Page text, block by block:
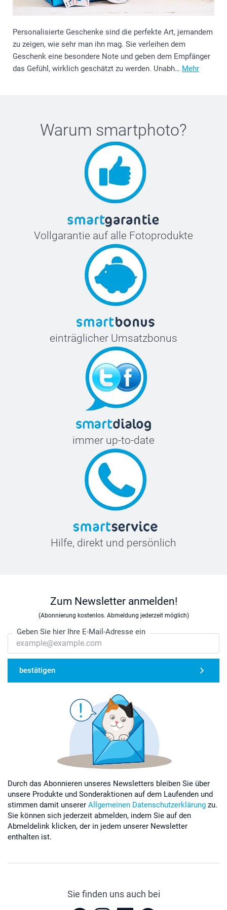
Personalisierte Geschenke sind die perfekte Art, jemandem
zu zeigen, wie sehr man ihn mag. Sie verleihen dem
Geschenk eine besondere Note und geben dem Empfänger
das Gefühl, wirklich geschätzt zu werden. Unabh… Mehr
Warum smartphoto?
Vollgarantie auf alle Fotoprodukte
einträglicher Umsatzbonus
immer up-to-date
Hilfe, direkt und persönlich
Zum Newsletter anmelden!
(Abonnierung kostenlos. Abmeldung jederzeit möglich)
Geben Sie hier Ihre E-Mail-Adresse ein
bestätigen
Durch das Abonnieren unseres Newsletters bleiben Sie über
unsere Produkte und Sonderaktionen auf dem Laufenden und
stimmen damit unserer Allgemeinen Datenschutzerklärung zu.
Sie können sich jederzeit abmelden, indem Sie auf den
Abmeldelink klicken, der in jedem unserer Newsletter
enthalten ist.
Sie finden uns auch bei